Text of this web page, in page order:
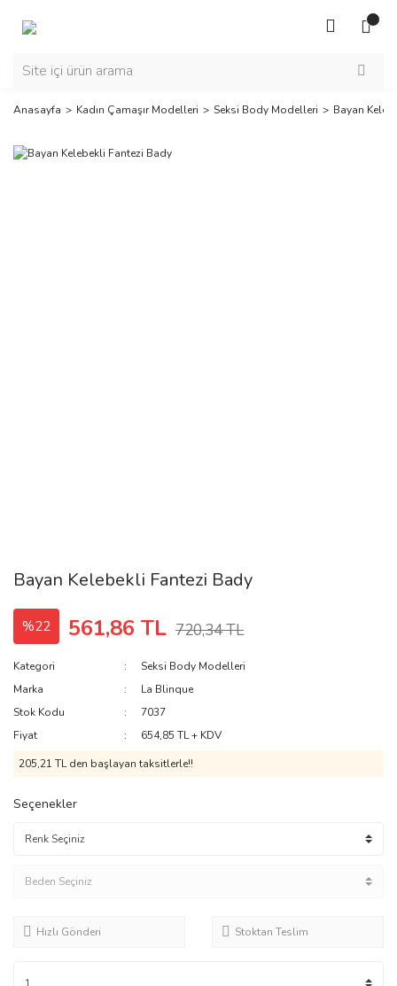
Anasayfa Kadın Çamaşır Modelleri Seksi Body Modelleri Bayan
Bayan Kelebekli Fantezi Bady
%22 561,86 TL 720,34 TL
Kategori
Seksi Body Modelleri
Marka
La Blinque
Stok Kodu
7037
Fiyat
654,85 TL + KDV
205,21 TL den başlayan taksitlerle!!
Seçenekler
Hızlı Gönderi Stoktan Teslim